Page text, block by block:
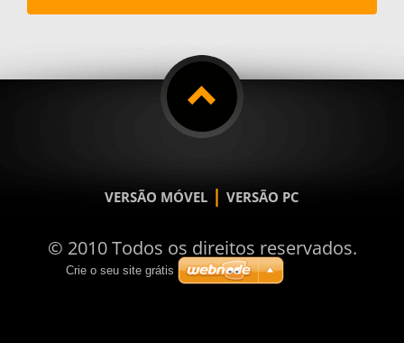
VERSÃO MÓVEL | VERSÃO PC
© 2010 Todos os direitos reservados.
Crie o seu site grátis